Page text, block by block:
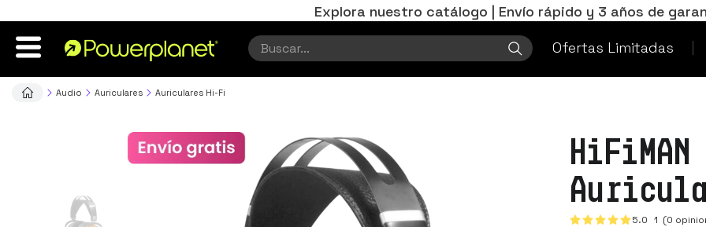
Explora nuestro catálogo | Envío rápido y 3 años de
Ofertas Limitadas
Audio Auriculares Auriculares Hi-Fi
5.0 1 (0